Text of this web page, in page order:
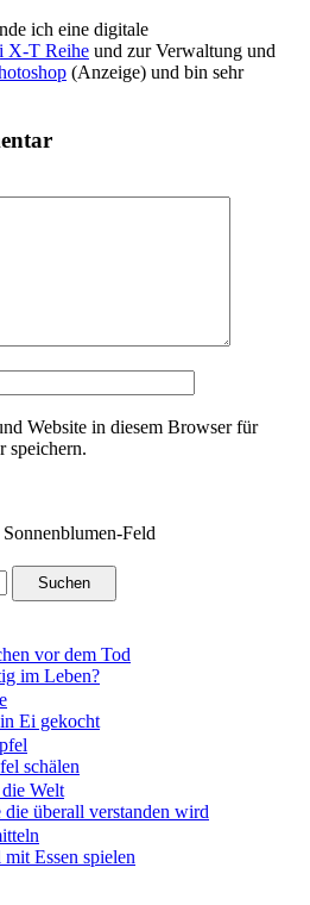
ich eine digitale
X-T Reihe und zur Verwaltung und
(Anzeige) und bin sehr
Website in diesem Browser für
speichern.
Feld
vor dem Tod
im Leben?
Ei gekocht
schälen
Welt
die überall verstanden wird
Essen spielen